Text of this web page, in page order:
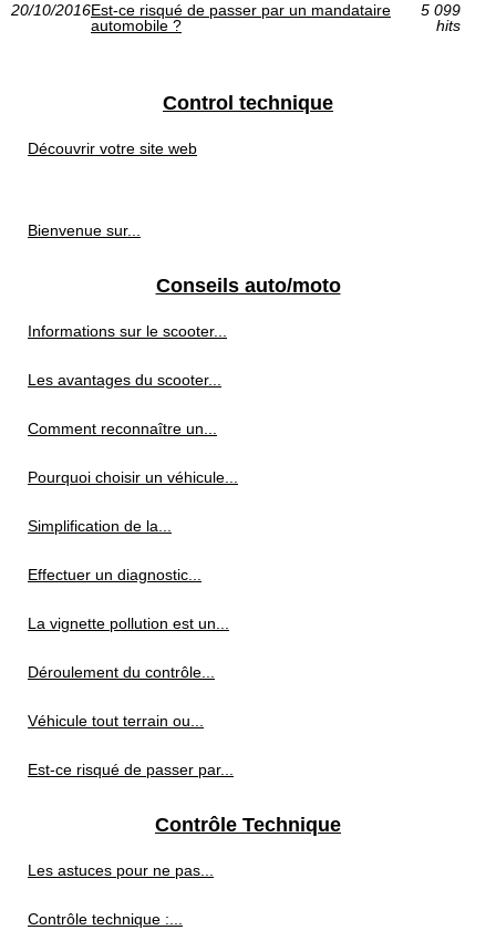
20/10/2016Est-ce risqué de passer par un mandataire
automobile ?
5 099
hits
Control technique
Découvrir votre site web
Bienvenue sur...
Conseils auto/moto
Informations sur le scooter...
Les avantages du scooter...
Comment reconnaître un...
Pourquoi choisir un véhicule...
Simplification de la...
Effectuer un diagnostic...
La vignette pollution est un...
Déroulement du contrôle...
Véhicule tout terrain ou...
Est-ce risqué de passer par...
Contrôle Technique
Les astuces pour ne pas...
Contrôle technique :...